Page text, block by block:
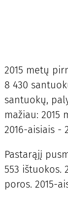
2015 metų
8 430
santuokų,
mažiau: 2015
2016-aisiais -
Pastarąjį
553 ištuokos.
poros. 2015-